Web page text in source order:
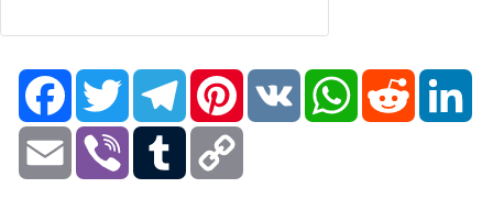
FacebookTwitter TelegramPinterestVK WhatsAppReddit
Email Viber Tumblr